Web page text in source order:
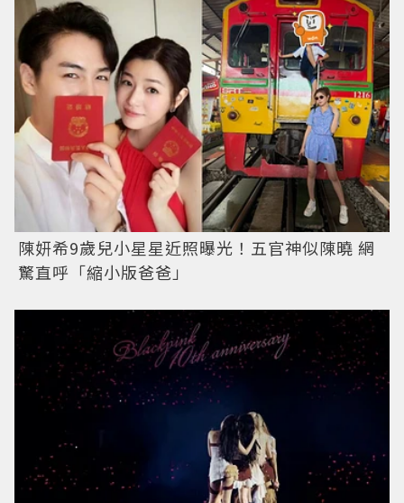
陳妍希9歲兒小星星近照曝光！五官神似陳曉 網
驚直呼「縮小版爸爸」